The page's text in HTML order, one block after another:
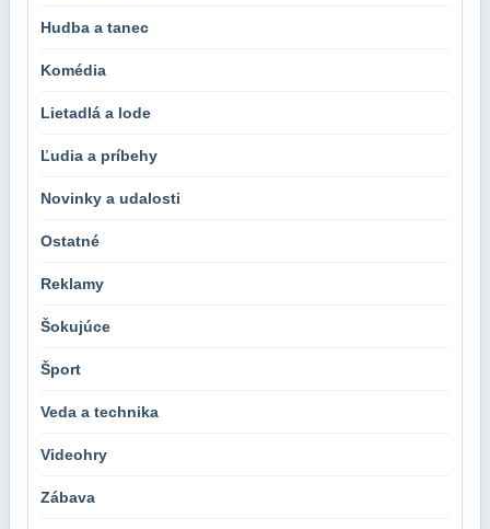
Hudba a tanec
Komédia
Lietadlá a lode
Ľudia a príbehy
Novinky a udalosti
Ostatné
Reklamy
Šokujúce
Šport
Veda a technika
Videohry
Zábava